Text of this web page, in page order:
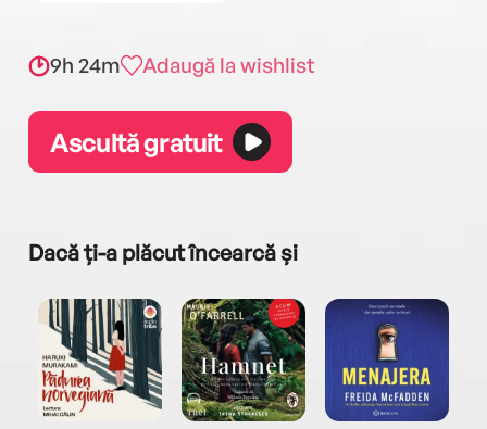
9h 24m Adaugă la wishlist
Ascultă gratuit
Dacă ți-a plăcut încearcă și